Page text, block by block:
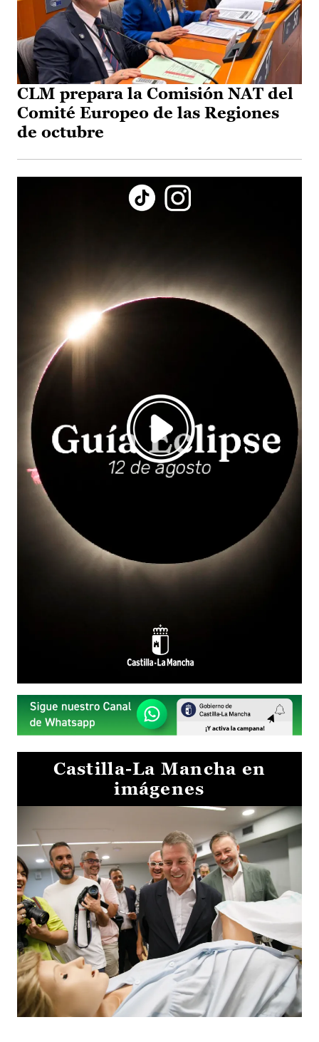
CLM prepara la Comisión NAT del
Comité Europeo de las Regiones
de octubre
Castilla-La Mancha en
imágenes